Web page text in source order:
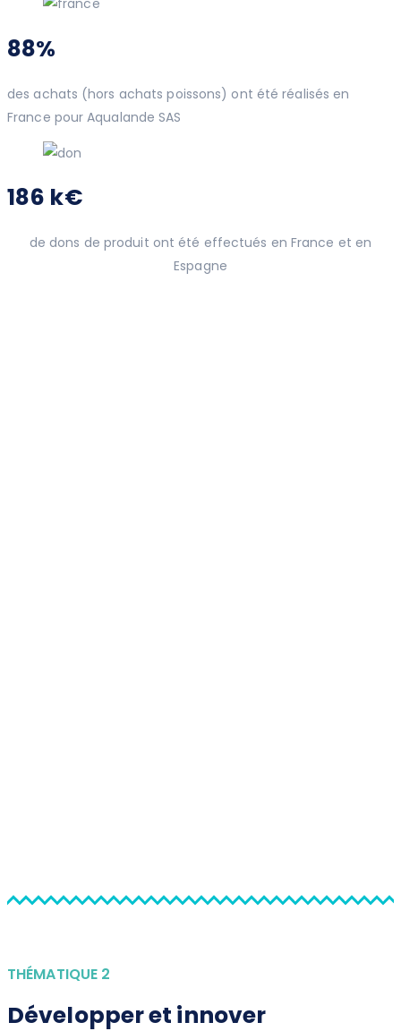
88%
des achats (hors achats poissons) ont été réalisés en
France pour Aqualande SAS
186 k€
de dons de produit ont été effectués en France et en
Espagne
THÉMATIQUE 2
Développer et innover